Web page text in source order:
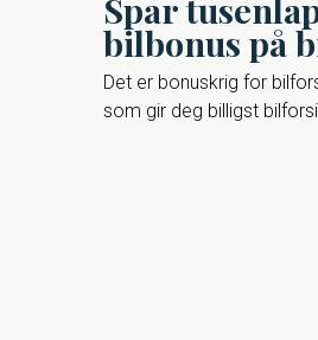
Spar
bilbonus på
Det er bonuskrig for
som gir deg billigst